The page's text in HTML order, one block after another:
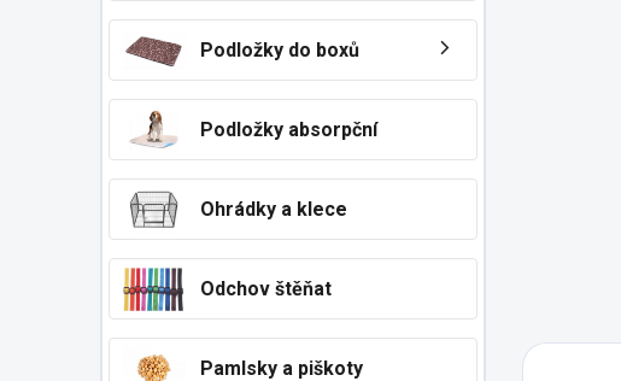
Podložky do boxů
Podložky absorpční
Ohrádky a klece
Odchov štěňat
Pamlsky a piškoty